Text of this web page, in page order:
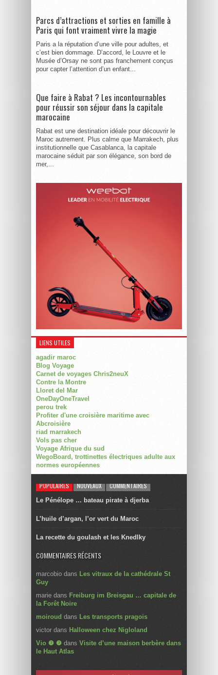
Parcs d’attractions et sorties en famille à
Paris qui font vraiment vivre la magie
Paris a la réputation d’une ville pour adultes, et
c’est bien dommage. D’accord, le Louvre et le
Musée d’Orsay ne sont pas franchement conçus
pour capter l’attention d’un enfant...
Que faire à Rabat ? Les incontournables
pour réussir son séjour dans la capitale
marocaine
Rabat est une destination idéale pour découvrir le
Maroc autrement. Plus calme que Marrakech, plus
institutionnelle que Casablanca, la capitale
marocaine séduit par son élégance, son bord de
mer,...
LIENS UTILES
agadir maroc
Blog Voyage
Carnet de voyages Chris2neuX
Contre la Montre
Lloret del Mar
OneDayOneTravel
perou trek
Profiter d'une croisière maritime avec
Abcroisière
riad marrakech
Vols pas cher
Voyage Afrique du sud
WegoBoard, trottinettes électriques adulte aux
normes européennes
POPULAIRES NOUVEAUX COMMENTAIRES
Le Pénélope … bateau pirate à djerba
L’huile d’argan, l’or vert du Maroc
La recette du goulash et les Knedlky
COMMENTAIRES RÉCENTS
marcobio dans Les vitraux de la cathédrale St
Guy
marie dans Freiburg im Breisgau … capitale de
la Forêt Noire
moiroud dans Les transports pragois
victor dans Halloween chez Nigloland
Vio ❼ ❼ dans Visite d’une maison berbère dans
le Haut Atlas